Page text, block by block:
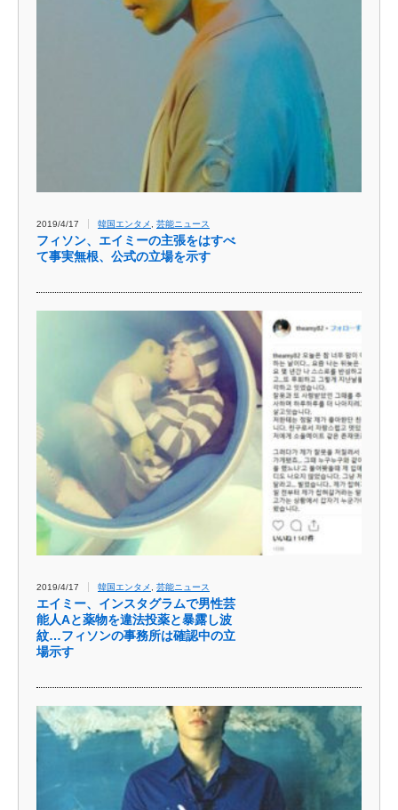
2019/4/17 韓国エンタメ 芸能ニュース
フィソン、エイミーの主張をはすべ
て事実無根、公式の立場を示す
2019/4/17 韓国エンタメ 芸能ニュース
エイミー、インスタグラムで男性芸
能人Aと薬物を違法投薬と暴露し波
紋…フィソンの事務所は確認中の立
場示す